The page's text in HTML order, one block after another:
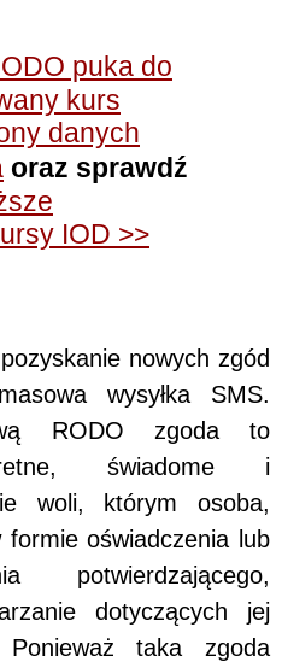
puka do
kurs
danych
oraz sprawdź
IOD >>
nowych zgód
wysyłka SMS.
RODO zgoda to
świadome i
woli, którym osoba,
oświadczenia lub
potwierdzającego,
dotyczących jej
Ponieważ taka zgoda